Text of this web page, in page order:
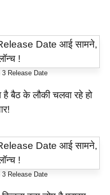
Release Date
बैठ के लौकी चलवा रहे हो
Release Date